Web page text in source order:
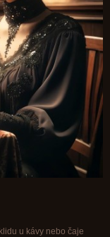
u kávy nebo čaje